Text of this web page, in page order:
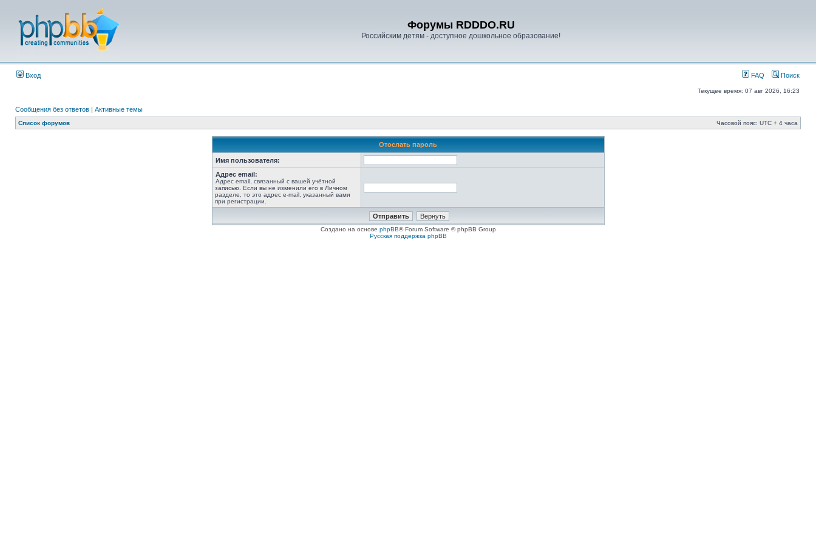
Форумы RDDDO.RU
Российским детям - доступное дошкольное образование!
Вход FAQ Поиск
Текущее время: 07 авг 2026, 16:23
Сообщения без ответов | Активные темы
Список форумов Часовой пояс: UTC + 4 часа
Отослать пароль
Имя пользователя:
Адрес email:
Адрес email, связанный с вашей учётной
записью. Если вы не изменили его в Личном
разделе, то это адрес e-mail, указанный вами
при регистрации.
Создано на основе phpBB® Forum Software © phpBB Group
Русская поддержка phpBB